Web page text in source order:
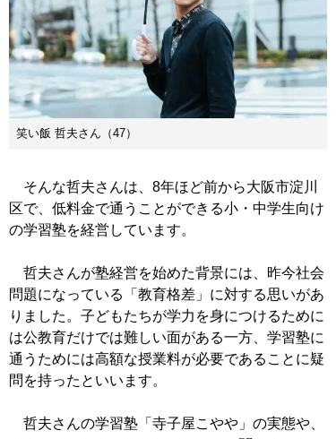
笑い飯 哲夫さん（47）
そんな哲夫さんは、8年ほど前から大阪市淀川
区で、低料金で通うことができる小・中学生向け
の学習塾を経営しています。
哲夫さんが塾経営を始めた背景には、昨今社会
問題になっている「教育格差」に対する思いがあ
りました。子どもたちが学力を身につけるために
は公教育だけでは難しい面がある一方、学習塾に
通うためには高額な授業料が必要であることに疑
問を持ったといいます。
哲夫さんの学習塾「寺子屋こやや」の実態や、